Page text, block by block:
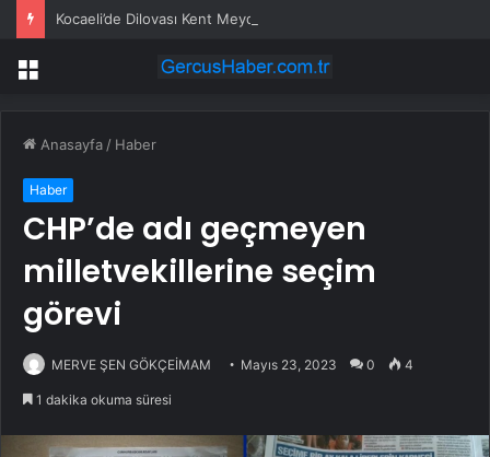
Kocaeli’de Dilovası Kent Meydanı hızlandı
Menü
Anasayfa / Haber
Haber
CHP’de adı geçmeyen
milletvekillerine seçim
görevi
MERVE ŞEN GÖKÇEİMAM Mayıs 23, 2023 0 4
1 dakika okuma süresi